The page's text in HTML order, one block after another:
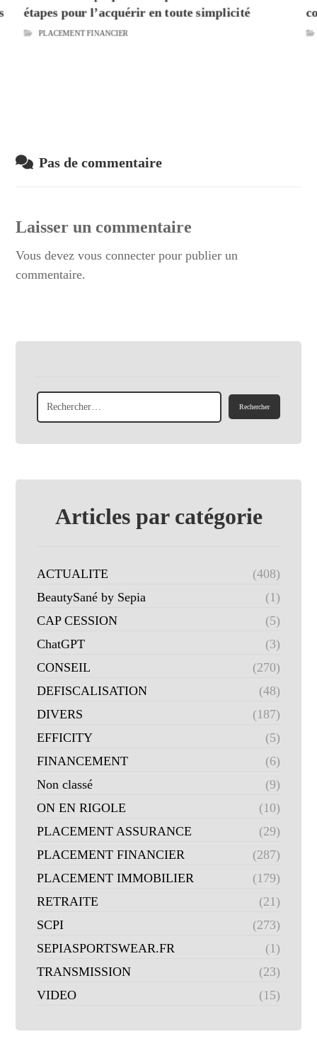
étapes pour l’acquérir en toute simplicité
PLACEMENT FINANCIER
Pas de commentaire
Laisser un commentaire
Vous devezvous connecter pour publier un
commentaire.
Articles par catégorie
ACTUALITE
(408)
BeautySané by Sepia
(1)
CAP CESSION
(5)
ChatGPT
(3)
CONSEIL
(270)
DEFISCALISATION
(48)
DIVERS
(187)
EFFICITY
(5)
FINANCEMENT
(6)
Non classé
(9)
ON EN RIGOLE
(10)
PLACEMENT ASSURANCE
(29)
PLACEMENT FINANCIER
(287)
PLACEMENT IMMOBILIER
(179)
RETRAITE
(21)
SCPI
(273)
SEPIASPORTSWEAR.FR
(1)
TRANSMISSION
(23)
VIDEO
(15)